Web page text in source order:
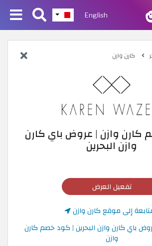
English
كارن وازن
وازن | عروض باي كارن
وازن البحرين
تفعيل العرض
إلى موقع كارن وازن
باي كارن وازن البحرين | كود خصم كارن
وازن